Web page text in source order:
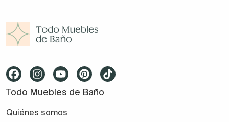
Todo Muebles de Baño
Quiénes somos